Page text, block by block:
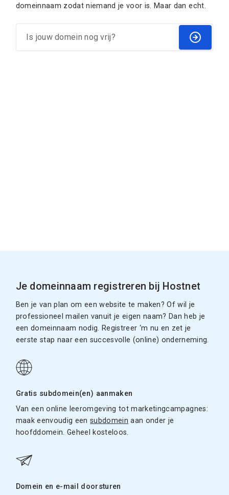
domeinnaam zodat niemand je voor is. Maar dan echt.
Je domeinnaam registreren bij Hostnet
Ben je van plan om een website te maken? Of wil je
professioneel mailen vanuit je eigen naam? Dan heb je
een domeinnaam nodig. Registreer ‘m nu en zet je
eerste stap naar een succesvolle (online) onderneming.
Gratis subdomein(en) aanmaken
Van een online leeromgeving tot marketingcampagnes:
maak eenvoudig eensubdomein aan onder je
hoofddomein. Geheel kosteloos.
Domein en e-mail doorsturen